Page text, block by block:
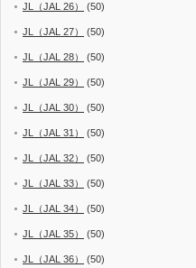
JL（JAL 26） (50)
JL（JAL 27） (50)
JL（JAL 28） (50)
JL（JAL 29） (50)
JL（JAL 30） (50)
JL（JAL 31） (50)
JL（JAL 32） (50)
JL（JAL 33） (50)
JL（JAL 34） (50)
JL（JAL 35） (50)
JL（JAL 36） (50)